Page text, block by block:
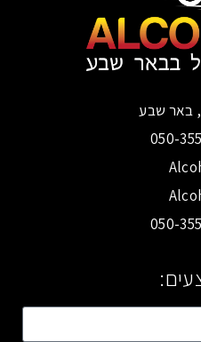
באר שבע
050-
050-